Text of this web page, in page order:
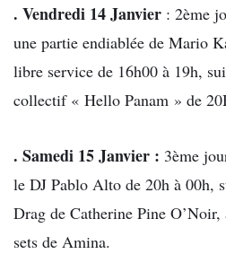
. Vendredi 14 Janvier : 2ème
une partie endiablée de Mario
libre service de 16h00 à 19h,
collectif « Hello Panam » de
. Samedi 15 Janvier : 3ème
le DJ Pablo Alto de 20h à 00h,
Drag de Catherine Pine O’Noir,
sets de Amina.